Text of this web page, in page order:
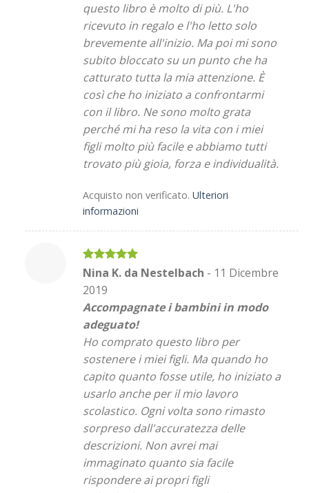
questo libro è molto di più. L'ho
ricevuto in regalo e l'ho letto solo
brevemente all'inizio. Ma poi mi sono
subito bloccato su un punto che ha
catturato tutta la mia attenzione. È
così che ho iniziato a confrontarmi
con il libro. Ne sono molto grata
perché mi ha reso la vita con i miei
figli molto più facile e abbiamo tutti
trovato più gioia, forza e individualità.
Acquisto non verificato. Ulteriori
informazioni
Valutato 5
Nina K. da Nestelbach - 11 Dicembre
2019
Accompagnate i bambini in modo
adeguato!
Ho comprato questo libro per
sostenere i miei figli. Ma quando ho
capito quanto fosse utile, ho iniziato a
usarlo anche per il mio lavoro
scolastico. Ogni volta sono rimasto
sorpreso dall'accuratezza delle
descrizioni. Non avrei mai
immaginato quanto sia facile
rispondere ai propri figli